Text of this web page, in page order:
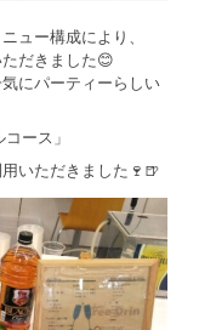
ュー構成により、
だきました😊
にパーティーらしい
ース」
いただきました🍷🍺